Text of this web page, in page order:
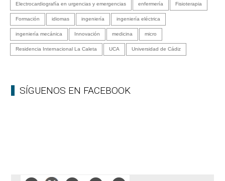
Electrocardiografía en urgencias y emergencias enfermería Fisioterapia
Formación idiomas ingeniería ingeniería eléctrica
ingeniería mecánica Innovación medicina micro
Residencia Internacional La Caleta UCA Universidad de Cádiz
SÍGUENOS EN FACEBOOK